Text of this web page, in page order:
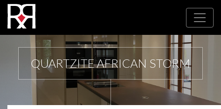
QUARTZITE AFRICAN STORM